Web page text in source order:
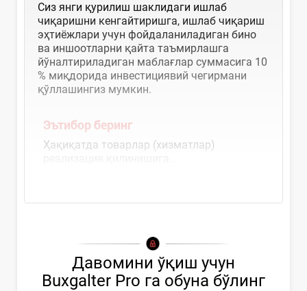
Сиз янги қурилиш шаклидаги ишлаб
чиқаришни кенгайтиришга, ишлаб чиқариш
эҳтиёжлари учун фойдаланиладиган бино
ва иншоотларни қайта таъмирлашга
йўналтириладиган маблағлар суммасига 10
% миқдорида инвестициявий чегирмани
қўллашингиз мумкин.
Эътибор беринг
Ҳақиқатда товарлар (хизматлар)
Давомини ўқиш учун
Buxgalter Pro га обуна бўлинг